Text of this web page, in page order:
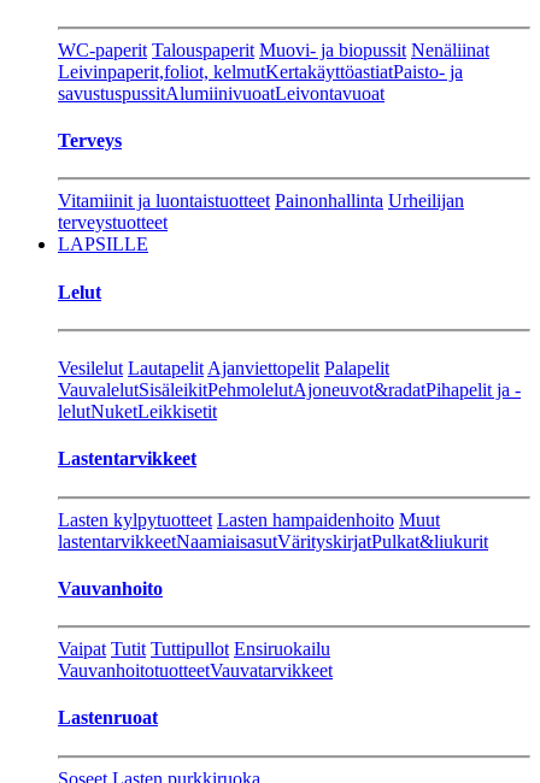
WC-paperit Talouspaperit Muovi- ja biopussit Nenäliinat
Leivinpaperit,foliot, kelmutKertakäyttöastiatPaisto- ja
savustuspussitAlumiinivuoatLeivontavuoat
Terveys
Vitamiinit ja luontaistuotteet Painonhallinta Urheilijan
terveystuotteet
LAPSILLE
Lelut
Vesilelut Lautapelit Ajanviettopelit Palapelit
VauvalelutSisäleikitPehmolelutAjoneuvot&radatPihapelit ja -
lelutNuketLeikkisetit
Lastentarvikkeet
Lasten kylpytuotteet Lasten hampaidenhoito Muut
lastentarvikkeetNaamiaisasutVärityskirjatPulkat&liukurit
Vauvanhoito
Vaipat Tutit Tuttipullot Ensiruokailu
VauvanhoitotuotteetVauvatarvikkeet
Lastenruoat
Soseet Lasten purkkiruoka